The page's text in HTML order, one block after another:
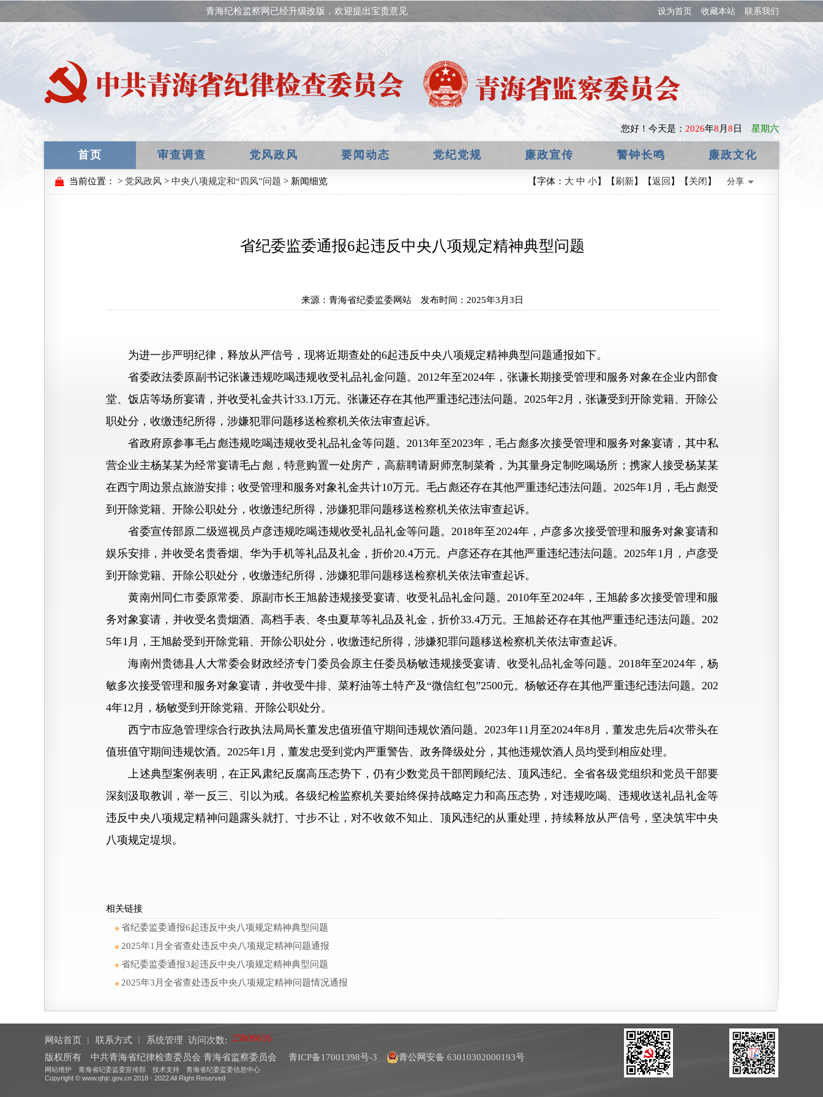
青海纪检监察网已经升级改版，欢迎提出宝贵意见！ 设为首页 收藏本站 联系我们
您好！ 今天是： 2026年8 月 8 日 星期六
首页 审查调查 党风政风 要闻动态 党纪党规 廉政宣传 警钟长鸣 廉政文化
当前位置： > 党风政风 > 中央八项规定和“四风”问题 > 新闻细览 【字体： 大 中 小】【刷新】【返回 】【关闭 】 分享
省纪委监委通报6起违反中央八项规定精神典型问题
来源： 青海省纪委监委网站发布时间： 2025年3月3日
为进一步严明纪律，释放从严信号，现将近期查处的6起违反中央八项规定精神典型问题通报如下。
省委政法委原副书记张谦违规吃喝违规收受礼品礼金问题。2012年至2024年，张谦长期接受管理和服务对象在企业内部食
堂、饭店等场所宴请，并收受礼金共计33.1万元。张谦还存在其他严重违纪违法问题。2025年2月，张谦受到开除党籍、开除公
职处分，收缴违纪所得，涉嫌犯罪问题移送检察机关依法审查起诉。
省政府原参事毛占彪违规吃喝违规收受礼品礼金等问题。2013年至2023年，毛占彪多次接受管理和服务对象宴请，其中私
营企业主杨某某为经常宴请毛占彪，特意购置一处房产，高薪聘请厨师烹制菜肴，为其量身定制吃喝场所；携家人接受杨某某
在西宁周边景点旅游安排；收受管理和服务对象礼金共计10万元。毛占彪还存在其他严重违纪违法问题。2025年1月，毛占彪受
到开除党籍、开除公职处分，收缴违纪所得，涉嫌犯罪问题移送检察机关依法审查起诉。
省委宣传部原二级巡视员卢彦违规吃喝违规收受礼品礼金等问题。2018年至2024年，卢彦多次接受管理和服务对象宴请和
娱乐安排，并收受名贵香烟、华为手机等礼品及礼金，折价20.4万元。卢彦还存在其他严重违纪违法问题。2025年1月，卢彦受
到开除党籍、开除公职处分，收缴违纪所得，涉嫌犯罪问题移送检察机关依法审查起诉。
黄南州同仁市委原常委、原副市长王旭龄违规接受宴请、收受礼品礼金问题。2010年至2024年，王旭龄多次接受管理和服
务对象宴请，并收受名贵烟酒、高档手表、冬虫夏草等礼品及礼金，折价33.4万元。王旭龄还存在其他严重违纪违法问题。202
5年1月，王旭龄受到开除党籍、开除公职处分，收缴违纪所得，涉嫌犯罪问题移送检察机关依法审查起诉。
海南州贵德县人大常委会财政经济专门委员会原主任委员杨敏违规接受宴请、收受礼品礼金等问题。2018年至2024年，杨
敏多次接受管理和服务对象宴请，并收受牛排、菜籽油等土特产及“微信红包”2500元。杨敏还存在其他严重违纪违法问题。202
4年12月，杨敏受到开除党籍、开除公职处分。
西宁市应急管理综合行政执法局局长董发忠值班值守期间违规饮酒问题。2023年11月至2024年8月，董发忠先后4次带头在
值班值守期间违规饮酒。2025年1月，董发忠受到党内严重警告、政务降级处分，其他违规饮酒人员均受到相应处理。
上述典型案例表明，在正风肃纪反腐高压态势下，仍有少数党员干部罔顾纪法、顶风违纪。全省各级党组织和党员干部要
深刻汲取教训，举一反三、引以为戒。各级纪检监察机关要始终保持战略定力和高压态势，对违规吃喝、违规收送礼品礼金等
违反中央八项规定精神问题露头就打、寸步不让，对不收敛不知止、顶风违纪的从重处理，持续释放从严信号，坚决筑牢中央
八项规定堤坝。
相关链接
省纪委监委通报6起违反中央八项规定精神典型问题
2025年1月全省查处违反中央八项规定精神问题通报
省纪委监委通报3起违反中央八项规定精神典型问题
2025年3月全省查处违反中央八项规定精神问题情况通报
网站首页 联系方式 系统管理 访问次数:
版权所有 中共青海省纪律检查委员会 青海省监察委员会
青ICP备17001398号-3 青公网安备 63010302000193号
网站维护 青海省纪委监委宣传部 技术支持 青海省纪委监委信息中心
Copyright © www.qhjc.gov.cn 2018 - 2022 All Right Reserved